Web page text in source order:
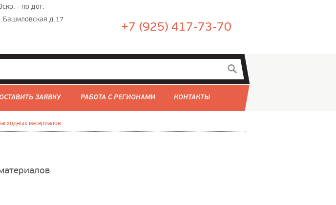
- по дог.
.Башиловская д.17
+7 (925) 417-73-70
ОСТАВИТЬ ЗАЯВКУ РАБОТА С РЕГИОНАМИ КОНТАКТЫ
материалов